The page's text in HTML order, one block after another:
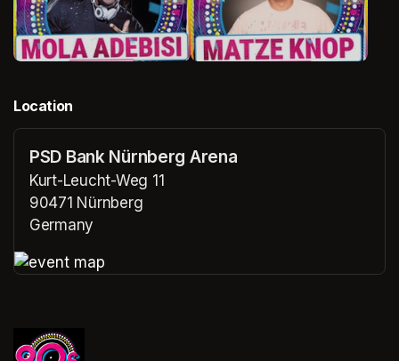
Location
PSD Bank Nürnberg Arena
Kurt-Leucht-Weg 11
90471 Nürnberg
Germany